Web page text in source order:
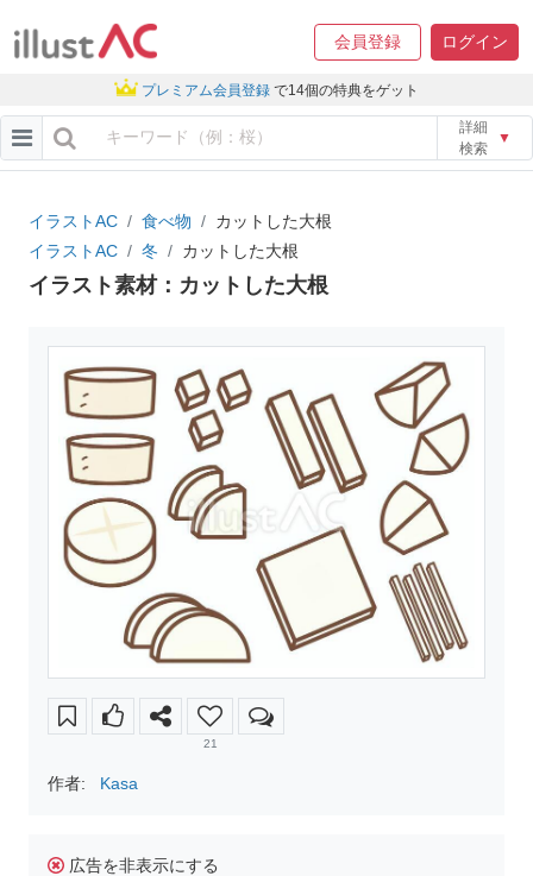
会員登録 ログイン
プレミアム会員登録 で14個の特典をゲット
詳細
検索
▼
イラストAC 食べ物
カットした大根
イラストAC
冬 カットした大根
イラスト素材：カットした大根
21
作者: Kasa
広告を非表示にする